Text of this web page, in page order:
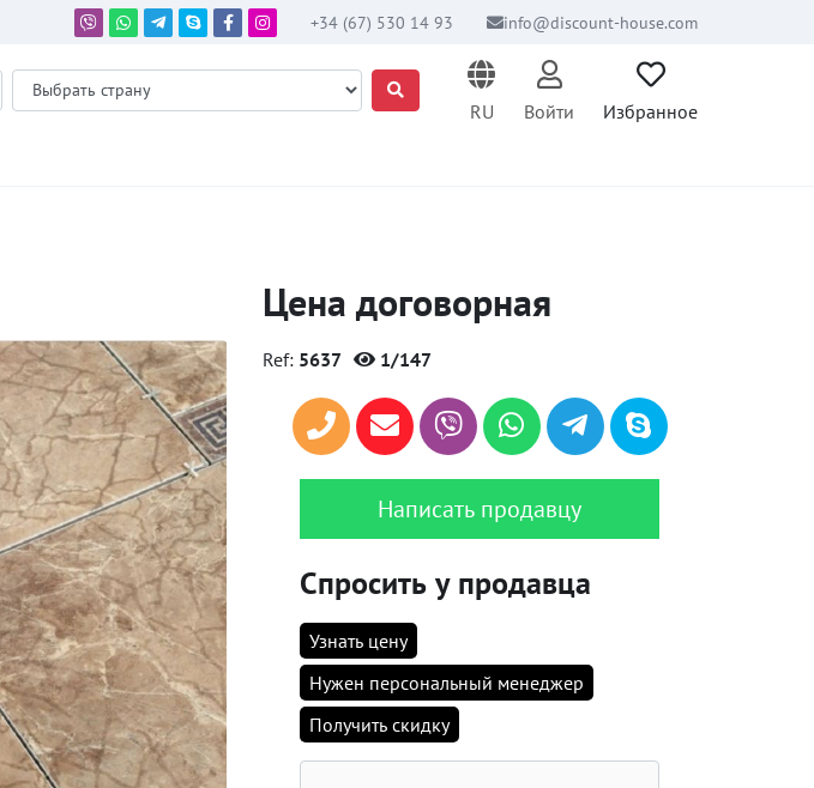
+34 (67) 530 14 93 info@discount-house.com
RU
Войти Избранное
Цена договорная
Ref: 5637 1/147
Написать продавцу
Спросить у продавца
Узнать цену
Нужен персональный менеджер
Получить скидку